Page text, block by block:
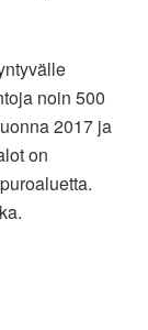
noin 500
2017 ja
on